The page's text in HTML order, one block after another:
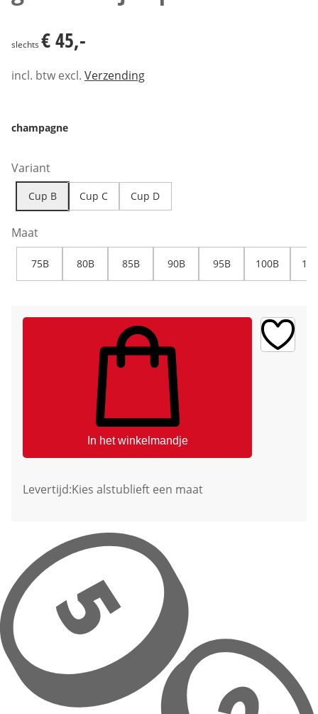
slechts € 45,-
incl. btw excl. Verzending
champagne
Variant
Cup B Cup C Cup D
Maat
75B 80B 85B 90B 95B 100B
In het winkelmandje
Levertijd:Kies alstublieft een maat